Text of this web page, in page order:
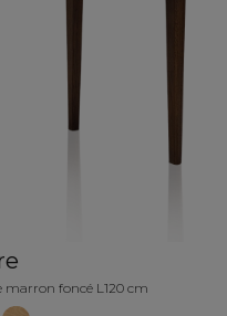
marron foncé L120 cm